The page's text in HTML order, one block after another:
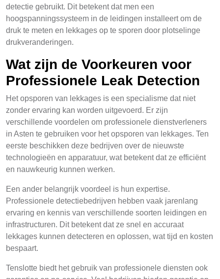
detectie gebruikt. Dit betekent dat men een
hoogspanningssysteem in de leidingen installeert om de
druk te meten en lekkages op te sporen door plotselinge
drukveranderingen.
Wat zijn de Voorkeuren voor
Professionele Leak Detection
Het opsporen van lekkages is een specialisme dat niet
zonder ervaring kan worden uitgevoerd. Er zijn
verschillende voordelen om professionele dienstverleners
in Asten te gebruiken voor het opsporen van lekkages. Ten
eerste beschikken deze bedrijven over de nieuwste
technologieën en apparatuur, wat betekent dat ze efficiënt
en nauwkeurig kunnen werken.
Een ander belangrijk voordeel is hun expertise.
Professionele detectiebedrijven hebben vaak jarenlang
ervaring en kennis van verschillende soorten leidingen en
infrastructuren. Dit betekent dat ze snel en accuraat
lekkages kunnen detecteren en oplossen, wat tijd en kosten
bespaart.
Tenslotte biedt het gebruik van professionele diensten ook